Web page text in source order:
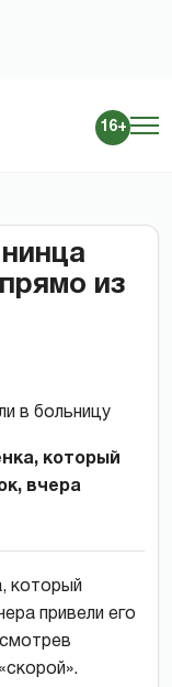
16+
из
который
вчера
который
привели его